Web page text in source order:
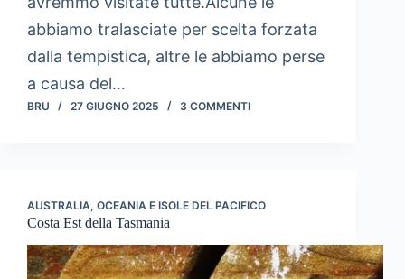
abbiamo tralasciate per scelta forzata
dalla tempistica, altre le abbiamo perse
a causa del…
BRU 27 GIUGNO 2025 3 COMMENTI
AUSTRALIA, OCEANIA E ISOLE DEL PACIFICO
Costa Est della Tasmania